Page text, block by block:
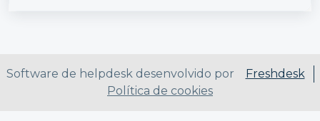
Software de helpdesk desenvolvido por
Freshdesk
Política de cookies